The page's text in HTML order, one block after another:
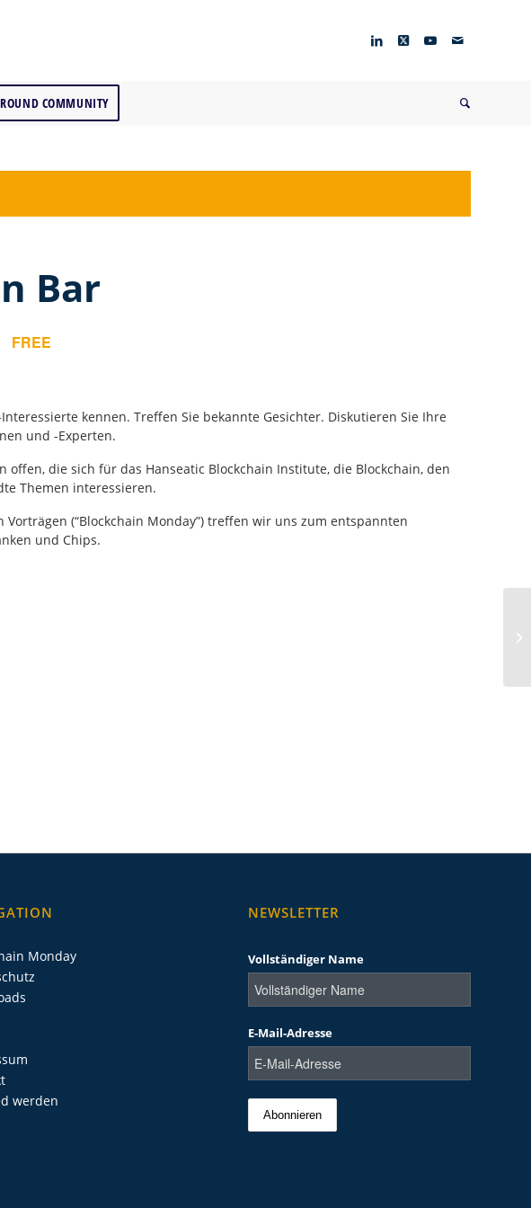
COMMUNITY
Bar
FREE
kennen. Treffen Sie bekannte Gesichter. Diskutieren Sie Ihre
und -Experten.
offen, die sich für das Hanseatic Blockchain Institute, die Blockchain, den
Themen interessieren.
(“Blockchain Monday”) treffen wir uns zum entspannten
und Chips.
Monday
werden
NEWSLETTER
Vollständiger Name
E-Mail-Adresse